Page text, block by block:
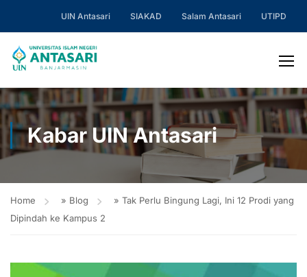
UIN Antasari SIAKAD Salam Antasari UTIPD
Kabar UIN Antasari
Home » Blog » Tak Perlu Bingung Lagi, Ini 12 Prodi yang
Dipindah ke Kampus 2